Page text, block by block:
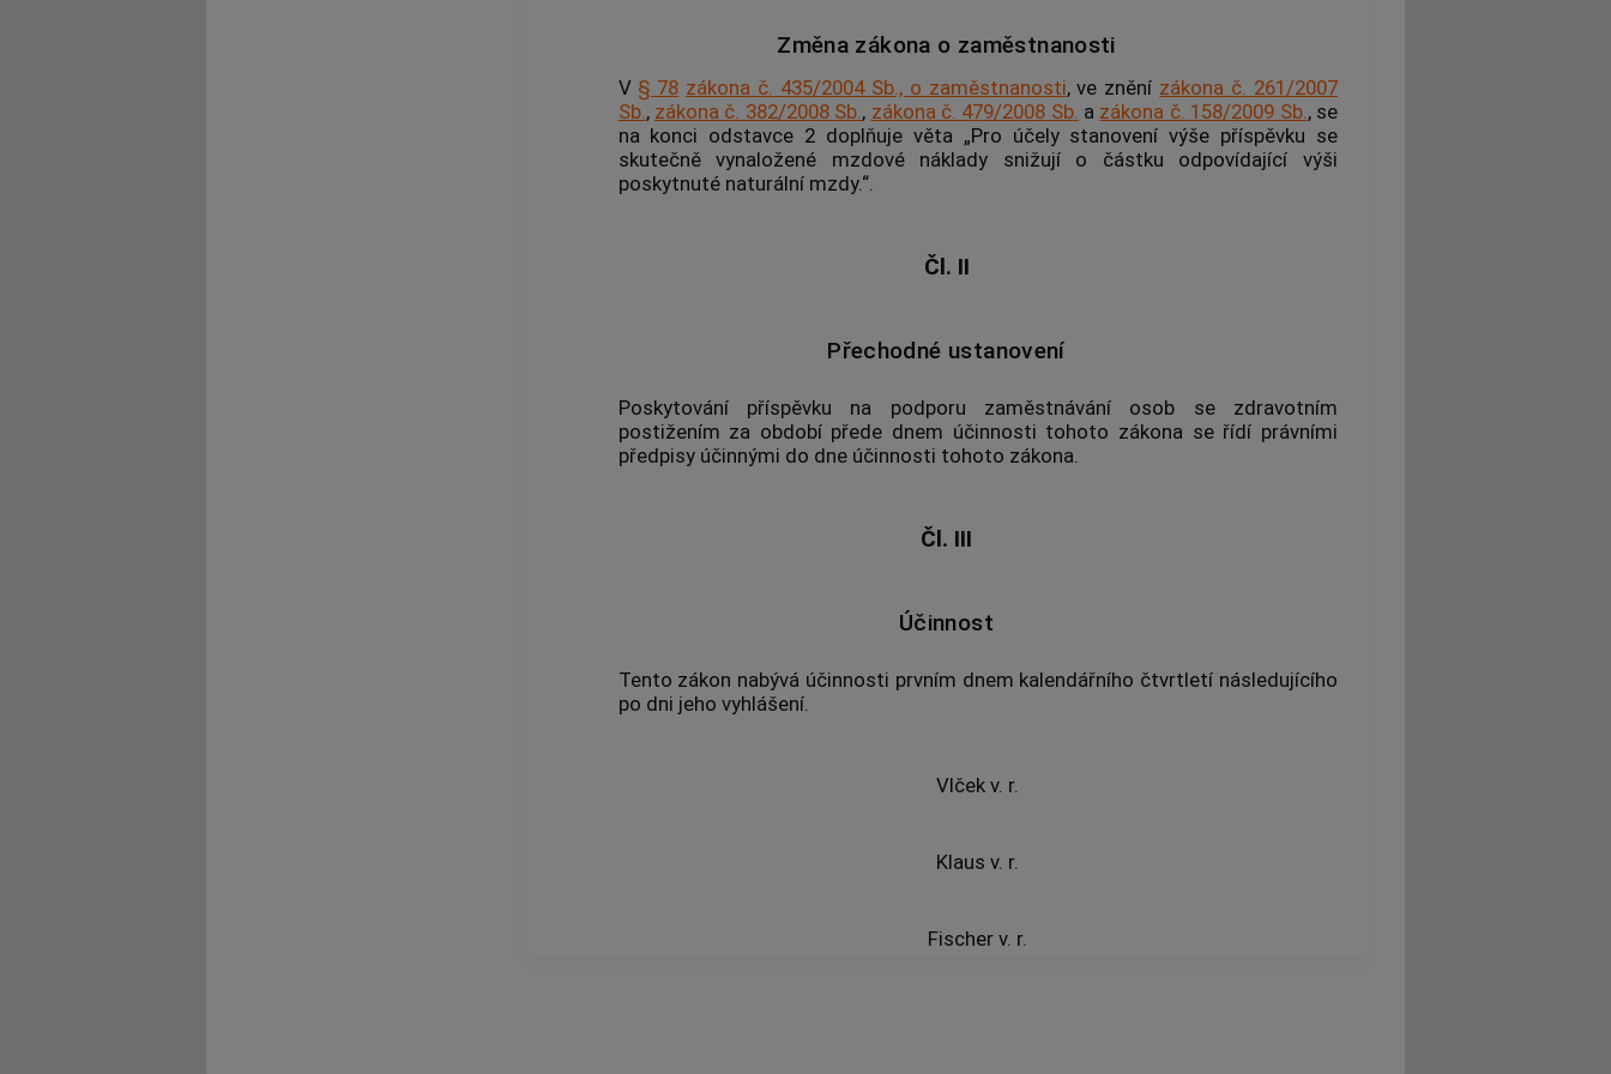
Změna zákona o zaměstnanosti
V § 78 zákona č. 435/2004 Sb., o zaměstnanosti, ve znění zákona č. 261/2007
Sb., zákona č. 382/2008 Sb., zákona č. 479/2008 Sb. a zákona č. 158/2009 Sb., se
na konci odstavce 2 doplňuje věta „Pro účely stanovení výše příspěvku se
skutečně vynaložené mzdové náklady snižují o částku odpovídající výši
poskytnuté naturální mzdy.“.
Čl. II
Přechodné ustanovení
Poskytování příspěvku na podporu zaměstnávání osob se zdravotním
postižením za období přede dnem účinnosti tohoto zákona se řídí právními
předpisy účinnými do dne účinnosti tohoto zákona.
Čl. III
Účinnost
Tento zákon nabývá účinnosti prvním dnem kalendářního čtvrtletí následujícího
po dni jeho vyhlášení.
Vlček v. r.
Klaus v. r.
Fischer v. r.